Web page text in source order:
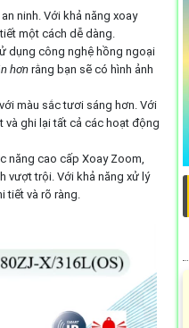
ninh. Với khả năng xoay
một cách dễ dàng.
dụng công nghệ hồng ngoại
hơnrằng bạn sẽ có hình ảnh
màu sắc tươi sáng hơn. Với
và ghi lại tất cả các hoạt động
năng cao cấp Xoay Zoom,
vượt trội. Với khả năng xử lý
tiết và rõ ràng.